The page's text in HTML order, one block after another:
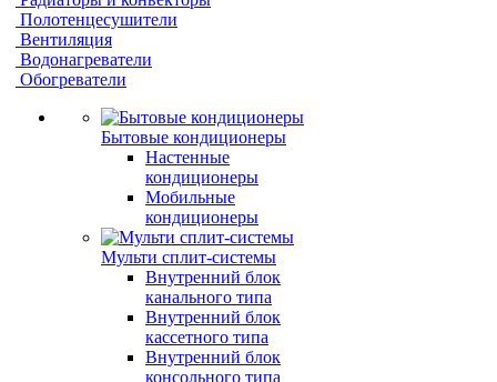
Полотенцесушители
Вентиляция
Водонагреватели
Обогреватели
Бытовые кондиционеры
Настенные
кондиционеры
Мобильные
кондиционеры
Мульти сплит-системы
Внутренний блок
канального типа
Внутренний блок
кассетного типа
Внутренний блок
консольного типа